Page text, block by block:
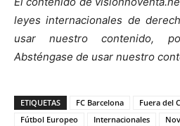
leyes internacionales de
usar nuestro contenido,
Absténgase de usar nuestro
ETIQUETAS FC Barcelona Fuera del
Fútbol Europeo
Internacionales